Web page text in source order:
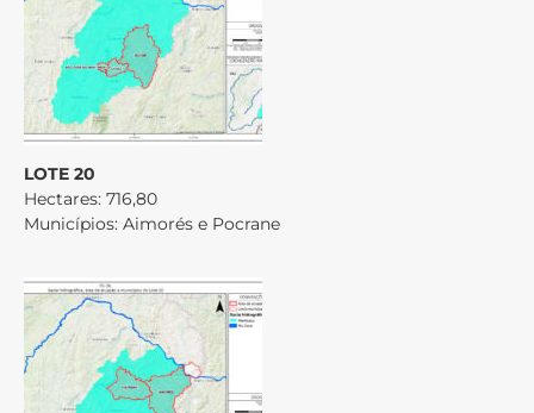
LOTE 20
Hectares: 716,80
Municípios: Aimorés e Pocrane